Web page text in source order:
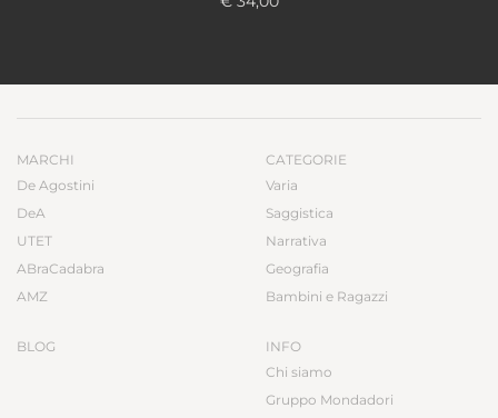
MARCHI
De Agostini
DeA
UTET
ABraCadabra
AMZ
BLOG
CATEGORIE
Varia
Saggistica
Narrativa
Geografia
Bambini e Ragazzi
INFO
Chi siamo
Gruppo Mondadori